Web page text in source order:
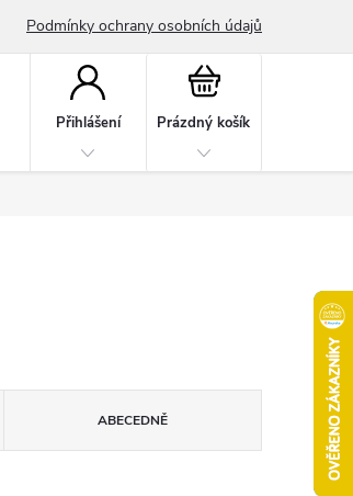
Podmínky ochrany osobních údajů
Přihlášení
Nákupní
Prázdný košík
ABECEDNĚ